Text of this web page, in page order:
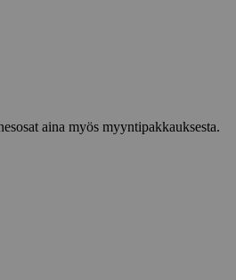
aina myös myyntipakkauksesta.